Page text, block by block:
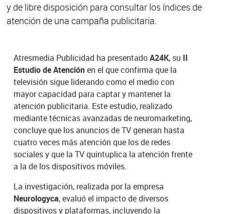
y de libre disposición para consultar los índices de
atención de una campaña publicitaria.
Atresmedia Publicidad ha presentadoA24K, su II
Estudio de Atenciónen el que confirma que la
televisión sigue liderando como el medio con
mayor capacidad para captar y mantener la
atención publicitaria. Este estudio, realizado
mediante técnicas avanzadas de neuromarketing,
concluye que los anuncios de TV generan hasta
cuatro veces más atención que los de redes
sociales y que la TV quintuplica la atención frente
a la de los dispositivos móviles.
La investigación, realizada por la empresa
Neurologyca, evaluó el impacto de diversos
dispositivos y plataformas, incluyendo la